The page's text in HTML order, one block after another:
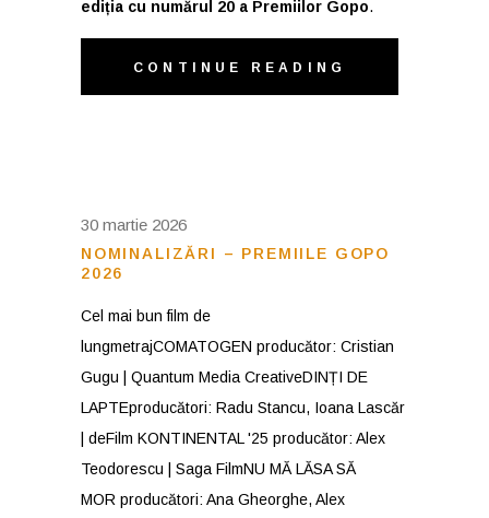
ediția cu numărul 20 a Premiilor Gopo.
CONTINUE READING
30 martie 2026
NOMINALIZĂRI – PREMIILE GOPO
2026
Cel mai bun film de
lungmetrajCOMATOGEN producător: Cristian
Gugu | Quantum Media CreativeDINȚI DE
LAPTEproducători: Radu Stancu, Ioana Lascăr
| deFilm KONTINENTAL '25 producător: Alex
Teodorescu | Saga FilmNU MĂ LĂSA SĂ
MOR producători: Ana Gheorghe, Alex